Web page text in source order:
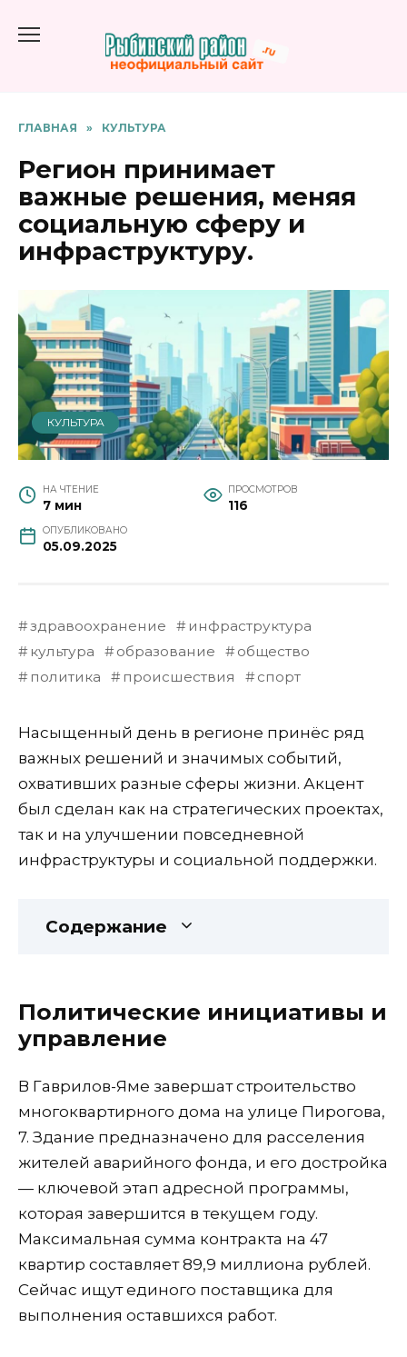
содержанию
ГЛАВНАЯ » КУЛЬТУРА
Регион принимает
важные решения, меняя
социальную сферу и
инфраструктуру.
КУЛЬТУРА
НА ЧТЕНИЕ
7 мин
ПРОСМОТРОВ
116
ОПУБЛИКОВАНО
05.09.2025
здравоохранение
инфраструктура
культура
образование
общество
политика
происшествия спорт
Насыщенный день в регионе принёс ряд
важных решений и значимых событий,
охвативших разные сферы жизни. Акцент
был сделан как на стратегических проектах,
так и на улучшении повседневной
инфраструктуры и социальной поддержки.
Содержание
Политические инициативы и
управление
В Гаврилов-Яме завершат строительство
многоквартирного дома на улице Пирогова,
7. Здание предназначено для расселения
жителей аварийного фонда, и его достройка
— ключевой этап адресной программы,
которая завершится в текущем году.
Максимальная сумма контракта на 47
квартир составляет 89,9 миллиона рублей.
Сейчас ищут единого поставщика для
выполнения оставшихся работ.